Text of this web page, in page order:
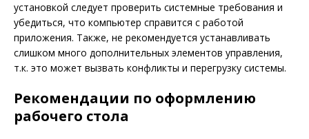
установкой следует проверить системные требования и
убедиться, что компьютер справится с работой
приложения. Также, не рекомендуется устанавливать
слишком много дополнительных элементов управления,
т.к. это может вызвать конфликты и перегрузку системы.
Рекомендации по оформлению
рабочего стола